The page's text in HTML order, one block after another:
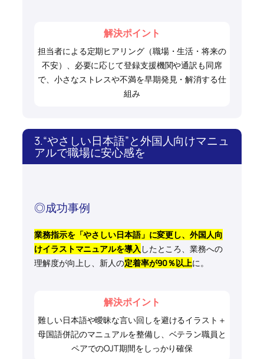
解決ポイント
担当者による定期ヒアリング（職場・生活・将来の
不安）、必要に応じて登録支援機関や通訳も同席
で、小さなストレスや不満を早期発見・解消する仕
組み
3.“やさしい日本語”と外国人向けマニュ
アルで職場に安心感を
◎成功事例
業務指示を「やさしい日本語」に変更し、外国人向
けイラストマニュアルを導入 したところ、業務への
理解度が向上し、新人の定着率が90％以上に。
解決ポイント
難しい日本語や曖昧な言い回しを避けるイラスト＋
母国語併記のマニュアルを整備し、ベテラン職員と
ペアでのOJT期間をしっかり確保